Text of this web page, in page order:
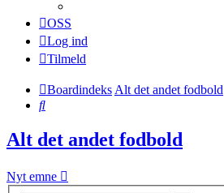
OSS
Log ind
Tilmeld
BoardindeksAlt det andet fodbold
Søg
Alt det andet fodbold
Nyt emne